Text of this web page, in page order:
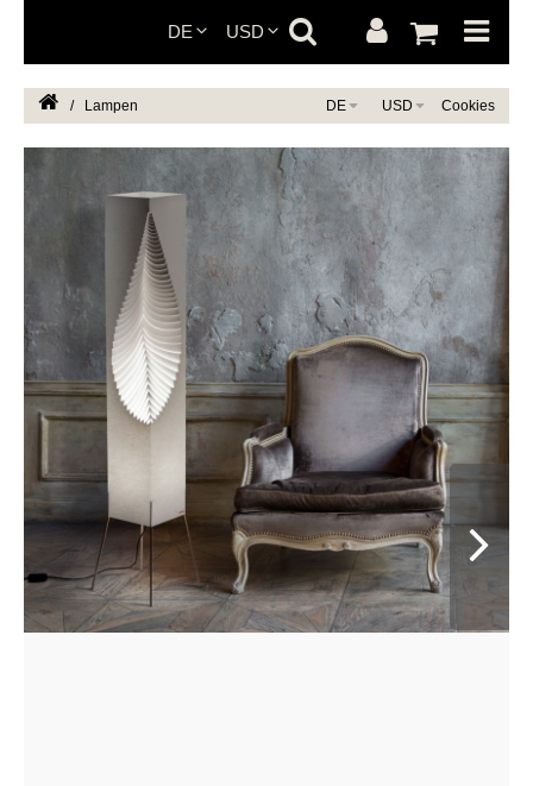
DE USD
/
Lampen
DE
USD Cookies